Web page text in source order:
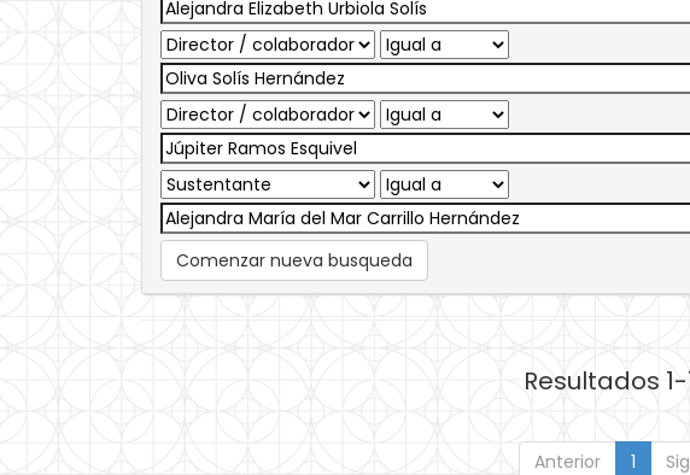
Comenzar nueva busqueda
Resultados 1-
Anterior 1